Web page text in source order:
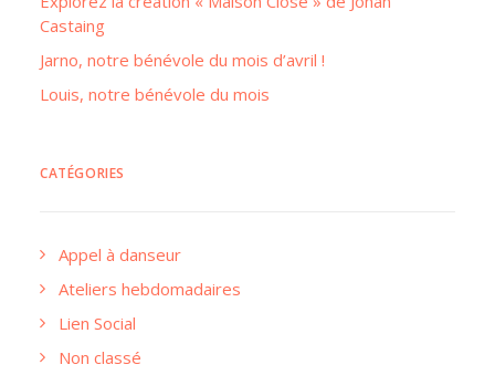
Castaing
Jarno, notre bénévole du mois d’avril !
Louis, notre bénévole du mois
CATÉGORIES
Appel à danseur
Ateliers hebdomadaires
Lien Social
Non classé